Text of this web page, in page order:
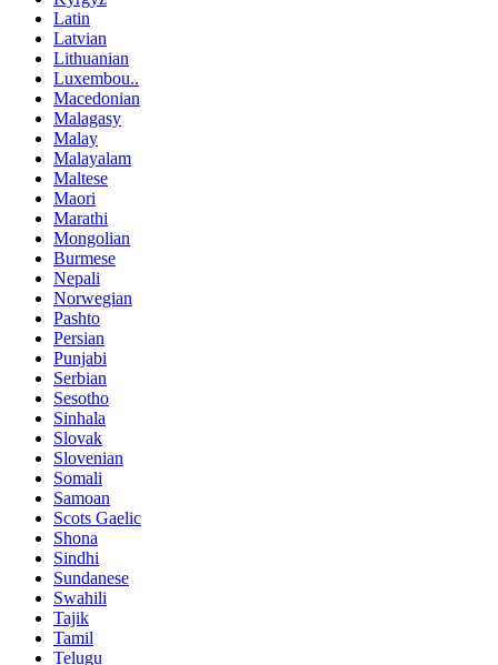
Latin
Latvian
Lithuanian
Luxembou..
Macedonian
Malagasy
Malay
Malayalam
Maltese
Maori
Marathi
Mongolian
Burmese
Nepali
Norwegian
Pashto
Persian
Punjabi
Serbian
Sesotho
Sinhala
Slovak
Slovenian
Somali
Samoan
Scots Gaelic
Shona
Sindhi
Sundanese
Swahili
Tajik
Tamil
Telugu